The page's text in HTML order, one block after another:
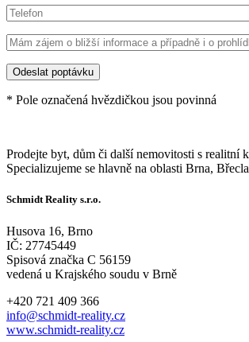
* Pole označená hvězdičkou jsou povinná
Prodejte byt, dům či další nemovitosti s realitní
Specializujeme se hlavně na oblasti Brna,
Schmidt Reality s.r.o.
Husova 16, Brno
IČ: 27745449
Spisová značka C 56159
vedená u Krajského soudu v Brně
+420 721 409 366
info@schmidt-reality.cz
www.schmidt-reality.cz